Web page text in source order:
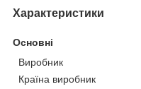
Характеристики
Основні
Виробник
Країна виробник